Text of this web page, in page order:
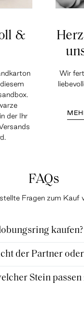
&
der Ihr
Wir
FAQs
Fragen zum Kauf
kaufen?
der Partner
Stein